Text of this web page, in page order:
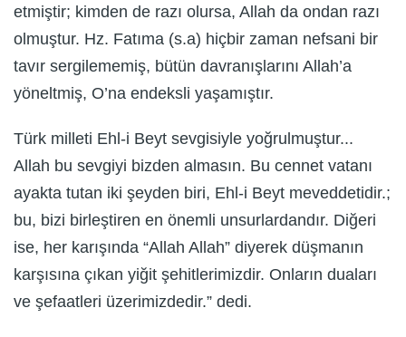
etmiştir; kimden de razı olursa, Allah da ondan razı
olmuştur. Hz. Fatıma (s.a) hiçbir zaman nefsani bir
tavır sergilememiş, bütün davranışlarını Allah’a
yöneltmiş, O’na endeksli yaşamıştır.
Türk milleti Ehl-i Beyt sevgisiyle yoğrulmuştur...
Allah bu sevgiyi bizden almasın. Bu cennet vatanı
ayakta tutan iki şeyden biri, Ehl-i Beyt meveddetidir.;
bu, bizi birleştiren en önemli unsurlardandır. Diğeri
ise, her karışında “Allah Allah” diyerek düşmanın
karşısına çıkan yiğit şehitlerimizdir. Onların duaları
ve şefaatleri üzerimizdedir.” dedi.